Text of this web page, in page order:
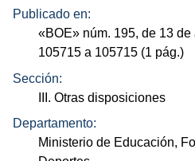
Publicado en:
«BOE» núm. 195, de 13
105715 a 105715 (1 pág.)
Sección:
III. Otras disposiciones
Departamento:
Ministerio de Educación,